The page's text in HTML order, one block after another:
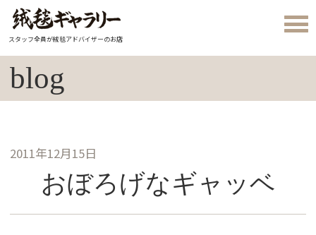
スタッフ全員が絨毯アドバイザーのお店
blog
2011年12月15日
おぼろげなギャッベ